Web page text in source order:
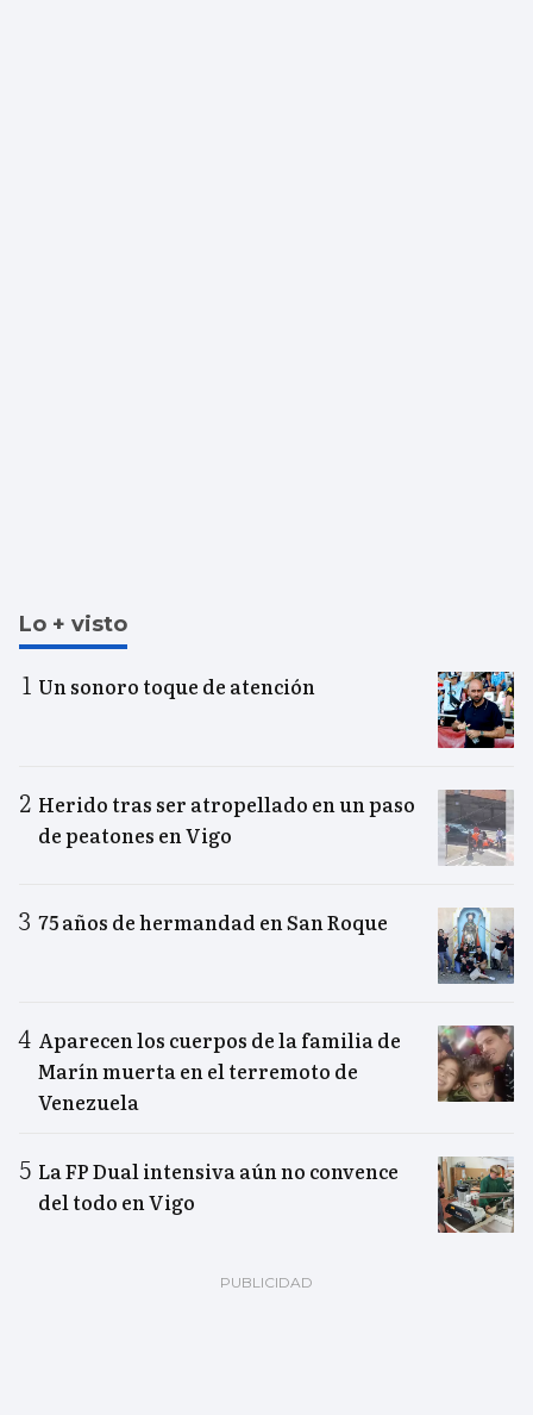
Lo + visto
Un sonoro toque de atención
Herido tras ser atropellado en un paso
de peatones en Vigo
75 años de hermandad en San Roque
Aparecen los cuerpos de la familia de
Marín muerta en el terremoto de
Venezuela
La FP Dual intensiva aún no convence
del todo en Vigo